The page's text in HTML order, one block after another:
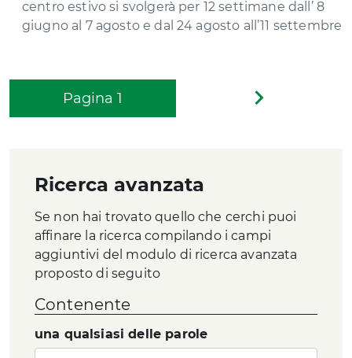
centro estivo si svolgerà per 12 settimane dall’ 8
giugno al 7 agosto e dal 24 agosto all’11 settembre
Pagina 1
Ricerca avanzata
Se non hai trovato quello che cerchi puoi
affinare la ricerca compilando i campi
aggiuntivi del modulo di ricerca avanzata
proposto di seguito
Contenente
una qualsiasi delle parole